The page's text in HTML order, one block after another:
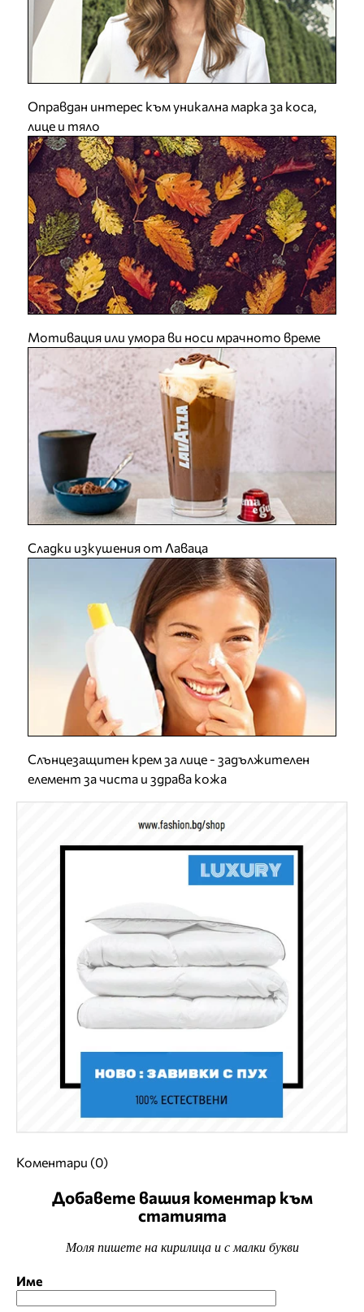
Оправдан интерес към уникална марка за коса,
лице и тяло
Мотивация или умора ви носи мрачното време
Сладки изкушения от Лаваца
Слънцезащитен крем за лице - задължителен
елемент за чиста и здрава кожа
Коментари (0)
Добавете вашия коментар към
статията
Моля пишете на кирилица и с малки букви
Име